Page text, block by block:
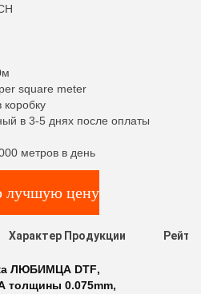
square meter
в 3-5 днях после оплаты
метров в день
лучшую цену
Характер Продукции
ЛЮБИМЦА DTF,
0.075mm,